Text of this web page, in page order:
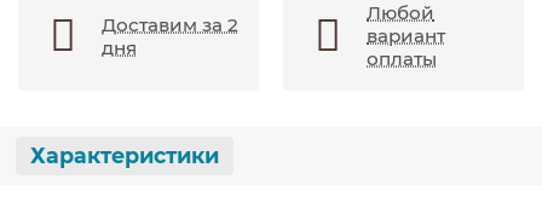
Доставим за 2
дня
Любой
вариант
оплаты
Характеристики